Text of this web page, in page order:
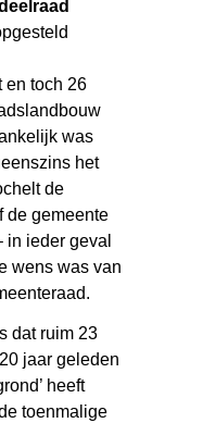
en toch 26
was
het
de
de gemeente
in ieder geval
wens was van
dat ruim 23
jaar geleden
heeft
toenmalige